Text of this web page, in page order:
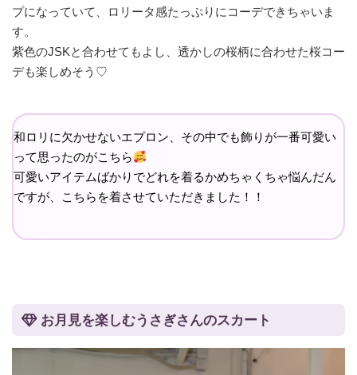
プになっていて、ロリータ感たっぷりにコーデできちゃいま
す。
紫色のJSKと合わせてもよし、透かしの桜柄に合わせた桜コー
デも楽しめそう♡
和ロリに欠かせないエプロン、その中でも飾りが一番可愛い
って思ったのがこちら
可愛いアイテムばかりでどれを着るかめちゃくちゃ悩んだん
ですが、こちらを着させていただきました！！
お月見を楽しむうさぎさんのスカート